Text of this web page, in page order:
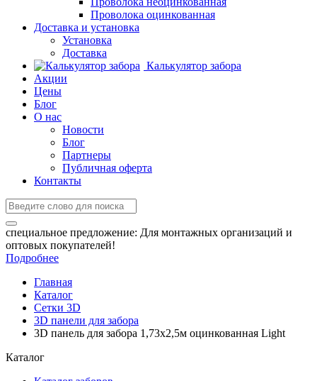
Проволока оцинкованная
Доставка и установка
Установка
Доставка
Калькулятор забора
Акции
Цены
Блог
О нас
Новости
Блог
Партнеры
Публичная оферта
Контакты
специальное предложение: Для монтажных организаций и
оптовых покупателей!
Подробнее
Главная
Каталог
Сетки 3D
3D панели для забора
3D панель для забора 1,73x2,5м оцинкованная Light
Каталог